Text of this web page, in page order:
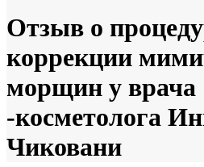
Отзыв о
коррекции
морщин у врача
-косметолога
Чиковани